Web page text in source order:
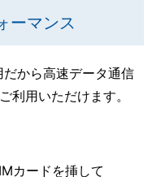
ーマンス
だから高速データ通信
利用いただけます。
カードを挿して